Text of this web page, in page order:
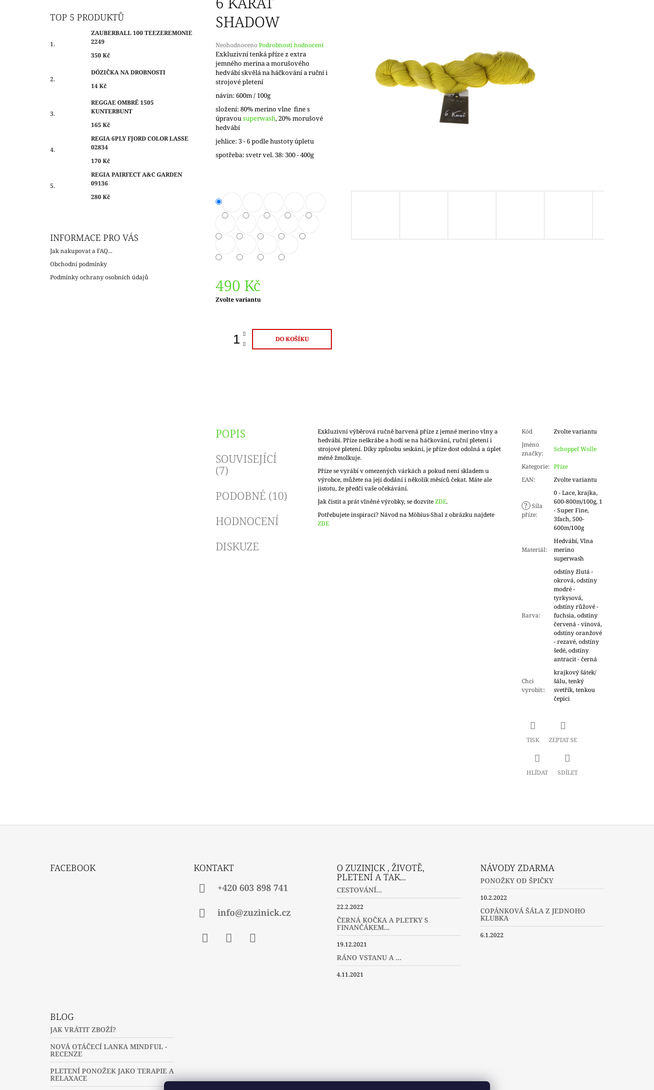
TOP 5 PRODUKTŮ
ZAUBERBALL 100 TEEZEREMONIE
2249
350 Kč
DÓZIČKA NA DROBNOSTI
14 Kč
REGGAE OMBRÉ 1505
KUNTERBUNT
165 Kč
REGIA 6PLY FJORD COLOR LASSE
02834
170 Kč
REGIA PAIRFECT A&C GARDEN
09136
280 Kč
INFORMACE PRO VÁS
Jak nakupovat a FAQ...
Obchodní podmínky
Podmínky ochrany osobních údajů
SHADOW
Průměrné
hodnocení
produktu
je
0,0
5
hvězdiček.
NeohodnocenoPodrobnosti hodnocení
Exkluzivní tenká příze z extra
jemného merina a morušového
hedvábí skvělá na háčkování a ruční i
strojové pletení
návin: 600m / 100g
složení: 80% merino vlne fine s
úpravousuperwash, 20% morušové
hedvábí
jehlice: 3 - 6 podle hustoty úpletu
spotřeba: svetr vel. 38: 300 - 400g
490 Kč
Měrná
Zvolte variantu
DO KOŠÍKU
POPIS
SOUVISEJÍCÍ
(7)
PODOBNÉ (10)
HODNOCENÍ
DISKUZE
Exkluzivní výběrová ručně barvená příze z jemné merino vlny a
hedvábí. Příze neškrábe a hodí se na háčkování, ruční pletení i
strojové pletení. Díky způsobu seskání, je příze dost odolná a úplet
méně žmolkuje.
Příze se vyrábí v omezených várkách a pokud není skladem u
výrobce, můžete na její dodání i několik měsíců čekat. Máte ale
jistotu, že předčí vaše očekávání.
Jak čistit a prát vlněné výrobky, se dozvíteZDE.
Potřebujete inspiraci? Návod na Möbius-Shal z obrázku najdete
ZDE
Kód
Zvolte variantu
Jméno
značky:
Schoppel Wolle
Kategorie: Příze
EAN: Zvolte variantu
? Síla
příze:
0 - Lace, krajka,
600-800m/100g, 1
- Super Fine,
3fach, 500-
600m/100g
Materiál:
Hedvábí, Vlna
merino
superwash
Barva:
odstíny žlutá -
okrová, odstíny
modré -
tyrkysová,
odstíny růžové -
fuchsia, odstíny
červená - vínová,
odstíny oranžové
- rezavé, odstíny
šedé, odstíny
antracit - černá
Chci
vyrobit::
krajkový šátek/
šálu, tenký
svetřík, tenkou
čepici
TISK ZEPTAT SE
HLÍDAT SDÍLET
FACEBOOK
KONTAKT
+420 603 898 741
info@zuzinick.cz
O ZUZINICK , ŽIVOTĚ,
PLETENÍ A TAK...
CESTOVÁNÍ...
22.2.2022
ČERNÁ KOČKA A PLETKY S
FINANČÁKEM...
19.12.2021
RÁNO VSTANU A ...
4.11.2021
NÁVODY ZDARMA
PONOŽKY OD ŠPIČKY
10.2.2022
COPÁNKOVÁ ŠÁLA Z JEDNOHO
KLUBKA
6.1.2022
BLOG
JAK VRÁTIT ZBOŽÍ?
NOVÁ OTÁČECÍ LANKA MINDFUL -
RECENZE
PLETENÍ PONOŽEK JAKO TERAPIE A
RELAXACE